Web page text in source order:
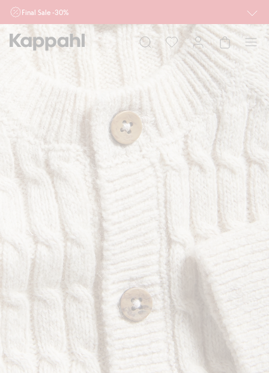
Final Sale -30%
Ważne przy zakupie min. 2 sztuk produktów włączonych w ofertę, również z
działu outlet do 10.8 w sklepach Kappahl i Newbie oraz na kappahl.com. Ofert
nie łączymy
Kobieta
Niemowlę